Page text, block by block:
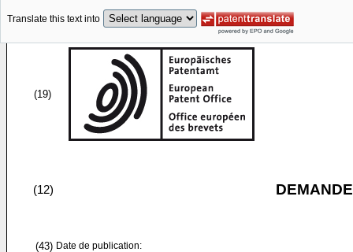
Translate this text into
(19)
(12)
(43) Date de publication: